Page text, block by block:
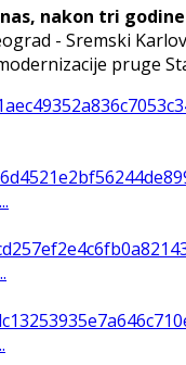
nakon tri
- Sremski
pruge